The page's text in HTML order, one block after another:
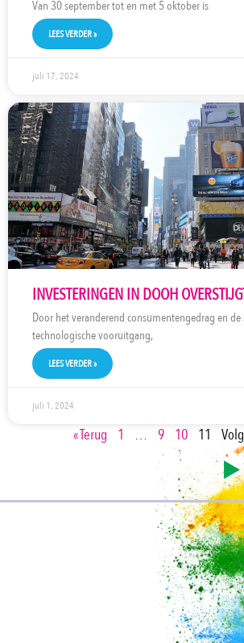
Van 30 september tot en met 5 oktober is
LEES VERDER »
juli 17, 2024
INVESTERINGEN IN DOOH
Door het veranderend consumentengedrag en de
technologische vooruitgang,
LEES VERDER »
juli 1, 2024
« Terug 1 … 9 10 11